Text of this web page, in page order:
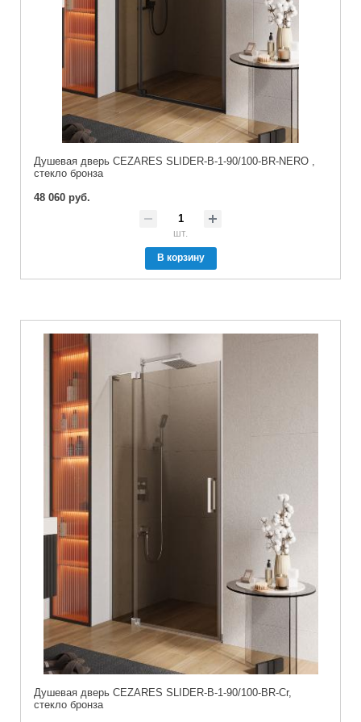
Душевая дверь CEZARES SLIDER-B-1-90/100-BR-NERO ,
стекло бронза
48 060 руб.
шт.
В корзину
Душевая дверь CEZARES SLIDER-B-1-90/100-BR-Cr,
стекло бронза